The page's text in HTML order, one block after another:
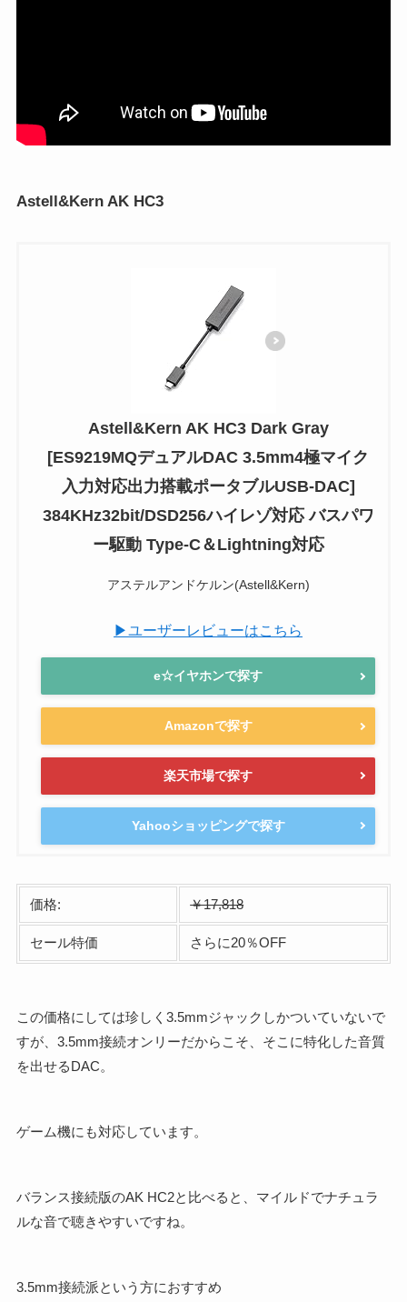
Astell&Kern AK HC3
Astell&Kern AK HC3 Dark Gray
[ES9219MQデュアルDAC 3.5mm4極マイク
入力対応出力搭載ポータブルUSB-DAC]
384KHz32bit/DSD256ハイレゾ対応 バスパワ
ー駆動 Type-C＆Lightning対応
アステルアンドケルン(Astell&Kern)
▶ユーザーレビューはこちら
e☆イヤホンで探す
Amazonで探す
楽天市場で探す
Yahooショッピングで探す
価格: ￥17,818
セール特価 さらに20％OFF
この価格にしては珍しく3.5mmジャックしかついていないで
すが、3.5mm接続オンリーだからこそ、そこに特化した音質
を出せるDAC。
ゲーム機にも対応しています。
バランス接続版のAK HC2と比べると、マイルドでナチュラ
ルな音で聴きやすいですね。
3.5mm接続派という方におすすめ